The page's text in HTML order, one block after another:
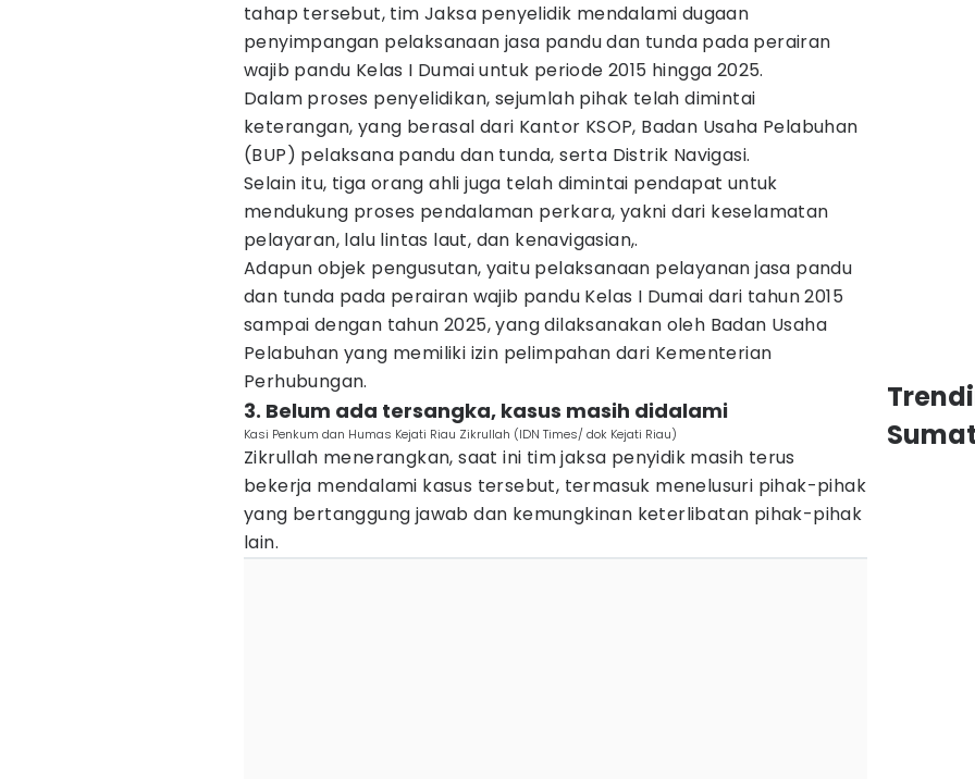
tahap tersebut, tim Jaksa penyelidik mendalami dugaan
penyimpangan pelaksanaan jasa pandu dan tunda pada perairan
wajib pandu Kelas I Dumai untuk periode 2015 hingga 2025.
Dalam proses penyelidikan, sejumlah pihak telah dimintai
keterangan, yang berasal dari Kantor KSOP, Badan Usaha Pelabuhan
(BUP) pelaksana pandu dan tunda, serta Distrik Navigasi.
Selain itu, tiga orang ahli juga telah dimintai pendapat untuk
mendukung proses pendalaman perkara, yakni dari keselamatan
pelayaran, lalu lintas laut, dan kenavigasian,.
Adapun objek pengusutan, yaitu pelaksanaan pelayanan jasa pandu
dan tunda pada perairan wajib pandu Kelas I Dumai dari tahun 2015
sampai dengan tahun 2025, yang dilaksanakan oleh Badan Usaha
Pelabuhan yang memiliki izin pelimpahan dari Kementerian
Perhubungan.
3. Belum ada tersangka, kasus masih didalami
Kasi Penkum dan Humas Kejati Riau Zikrullah (IDN Times/ dok Kejati Riau)
Zikrullah menerangkan, saat ini tim jaksa penyidik masih terus
bekerja mendalami kasus tersebut, termasuk menelusuri pihak-pihak
yang bertanggung jawab dan kemungkinan keterlibatan pihak-pihak
lain.